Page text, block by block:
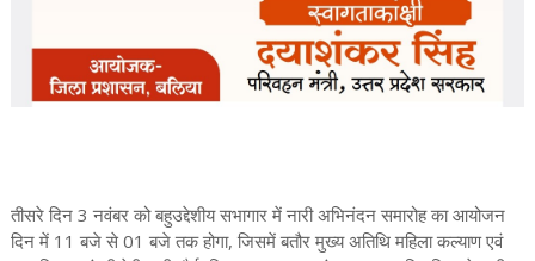
तीसरे दिन 3 नवंबर को बहुउद्देशीय सभागार में नारी अभिनंदन समारोह का आयोजन
दिन में 11 बजे से 01 बजे तक होगा, जिसमें बतौर मुख्य अतिथि महिला कल्याण एवं